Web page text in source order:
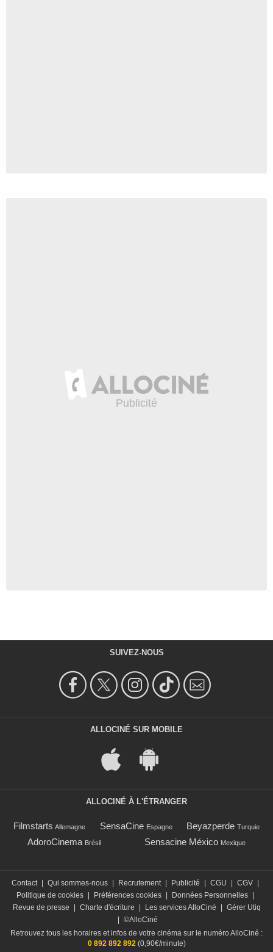
SUIVEZ-NOUS
ALLOCINÉ SUR MOBILE
ALLOCINÉ À L'ÉTRANGER
Filmstarts Allemagne SensaCine Espagne Beyazperde Turquie
AdoroCinema Brésil Sensacine México Mexique
Contact | Qui sommes-nous | Recrutement | Publicité | CGU | CGV |
Politique de cookies | Préférences cookies | Données Personnelles |
Revue de presse
| Charte d'écriture | Les services AlloCiné | Gérer Utiq
| ©AlloCiné
Retrouvez tous les horaires et infos de votre cinéma sur le numéro AlloCiné :
0 892 892 892(0,90€/minute)